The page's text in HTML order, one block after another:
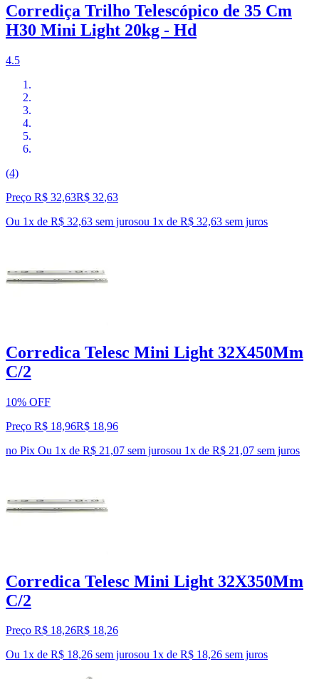
Corrediça Trilho Telescópico de 35 Cm
H30 Mini Light 20kg - Hd
4.5
(4)
Preço R$ 32,63R$ 32,63
Ou 1x de R$ 32,63 sem jurosou 1x de R$ 32,63 sem juros
Corredica Telesc Mini Light 32X450Mm
C/2
10% OFF
Preço R$ 18,96R$ 18,96
no Pix Ou 1x de R$ 21,07 sem jurosou 1x de R$ 21,07 sem juros
Corredica Telesc Mini Light 32X350Mm
C/2
Preço R$ 18,26R$ 18,26
Ou 1x de R$ 18,26 sem jurosou 1x de R$ 18,26 sem juros